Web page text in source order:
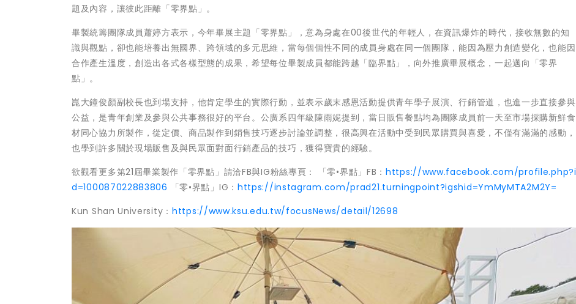
題及內容，讓彼此距離「零界點」。
畢製統籌團隊成員蕭婷方表示，今年畢展主題「零界點」，意為身處在00後世代的年輕人，在資訊爆炸的時代，接收無數的知
識與觀點，卻也能培養出無國界、跨領域的多元思維，當每個個性不同的成員身處在同一個團隊，能因為壓力創造變化，也能因
合作產生溫度，創造出各式各樣型態的成果，希望每位畢製成員都能跨越「臨界點」，向外推廣畢展概念，一起邁向「零界
點」。
崑大鐘俊顏副校長也到場支持，他肯定學生的實際行動，並表示歲末感恩活動提供青年學子展演、行銷管道，也進一步直接參與
公益，是青年創業及參與公共事務很好的平台。公廣系四年級陳雨妮提到，當日販售餐點均為團隊成員前一天至市場採購新鮮食
材同心協力所製作，從定價、商品製作到銷售技巧逐步討論並調整，很高興在活動中受到民眾購買與喜愛，不僅有滿滿的感動，
也學到許多關於現場販售及與民眾面對面行銷產品的技巧，獲得寶貴的經驗。
欲觀看更多第21屆畢業製作「零界點」請洽FB與IG粉絲專頁： 「零•界點」FB： https://www.facebook.com/profile.php?i
d=100087022883806 「零•界點」IG： https://instagram.com/prad21.turningpoint?igshid=YmMyMTA2M2Y=
Kun Shan University： https://www.ksu.edu.tw/focusNews/detail/12698